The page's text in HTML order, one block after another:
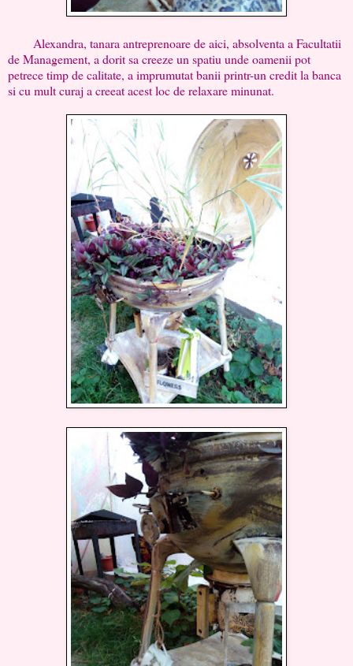
Alexandra, tanara antreprenoare de aici, absolventa a Facultatii
de Management, a dorit sa creeze un spatiu unde oamenii pot
petrece timp de calitate, a imprumutat banii printr-un credit la banca
si cu mult curaj a creeat acest loc de relaxare minunat.